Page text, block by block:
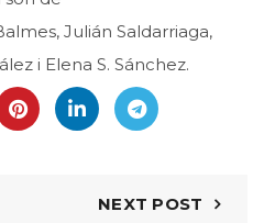
Julián Saldarriaga,
i Elena S. Sánchez.
NEXT POST